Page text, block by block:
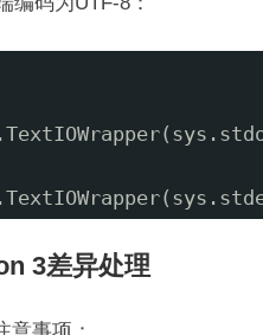
3差异处理
意事项：